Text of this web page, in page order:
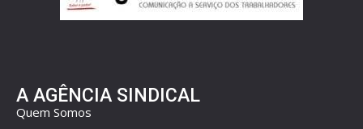
A AGÊNCIA SINDICAL
Quem Somos